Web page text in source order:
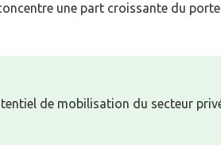
une part croissante du
de mobilisation du secteur